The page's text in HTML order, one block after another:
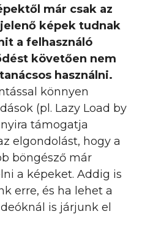
már csak az
képek tudnak
a felhasználó
követően nem
használni.
könnyen
(pl. Lazy Load by
támogatja
elgondolást, hogy a
böngésző már
a képeket. Addig is
erre, és ha lehet a
is járjunk el